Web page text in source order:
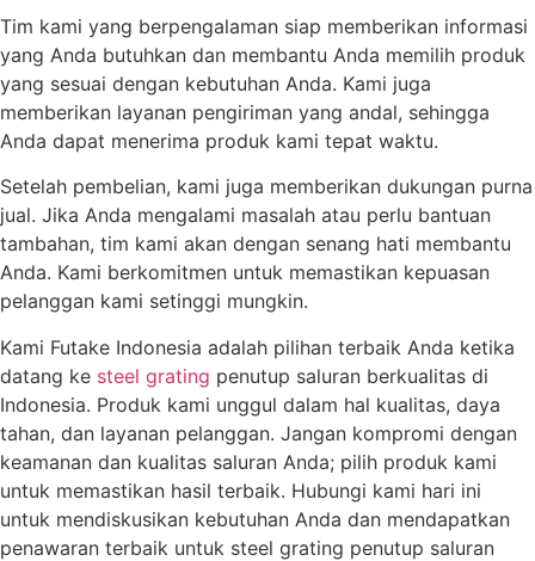
Tim kami yang berpengalaman siap memberikan informasi
yang Anda butuhkan dan membantu Anda memilih produk
yang sesuai dengan kebutuhan Anda. Kami juga
memberikan layanan pengiriman yang andal, sehingga
Anda dapat menerima produk kami tepat waktu.
Setelah pembelian, kami juga memberikan dukungan purna
jual. Jika Anda mengalami masalah atau perlu bantuan
tambahan, tim kami akan dengan senang hati membantu
Anda. Kami berkomitmen untuk memastikan kepuasan
pelanggan kami setinggi mungkin.
Kami Futake Indonesia adalah pilihan terbaik Anda ketika
datang ke steel grating penutup saluran berkualitas di
Indonesia. Produk kami unggul dalam hal kualitas, daya
tahan, dan layanan pelanggan. Jangan kompromi dengan
keamanan dan kualitas saluran Anda; pilih produk kami
untuk memastikan hasil terbaik. Hubungi kami hari ini
untuk mendiskusikan kebutuhan Anda dan mendapatkan
penawaran terbaik untuk steel grating penutup saluran